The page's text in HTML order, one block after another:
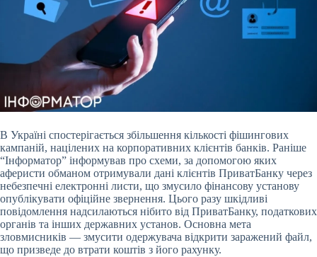
В Україні спостерігається збільшення кількості фішингових
кампаній, націлених на корпоративних клієнтів банків. Раніше
“Інформатор” інформував про схеми, за допомогою яких
аферисти обманом отримували дані клієнтів ПриватБанку через
небезпечні електронні листи, що змусило фінансову установу
опублікувати офіційне звернення. Цього разу шкідливі
повідомлення надсилаються нібито від ПриватБанку, податкових
органів та інших державних установ. Основна мета
зловмисників — змусити одержувача відкрити заражений файл,
що призведе до втрати коштів з його рахунку.